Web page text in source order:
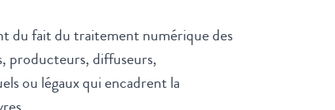
du fait du traitement numérique des
producteurs, diffuseurs,
ou légaux qui encadrent la